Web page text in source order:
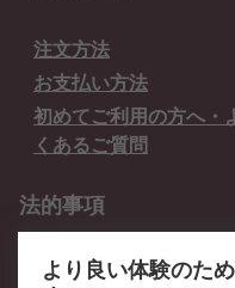
注文方法
お支払い方法
初めてご利用の方へ・
くあるご質問
法的事項
より良い体験のた